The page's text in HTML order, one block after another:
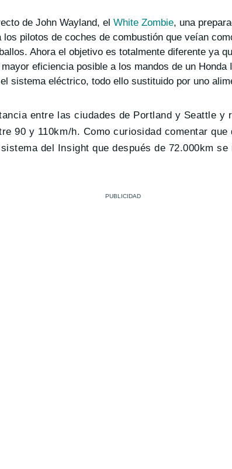
de John Wayland, el White Zombie, una
pilotos de coches de combustión que veían
Ahora el objetivo es totalmente diferente ya
eficiencia posible a los mandos de un
sistema eléctrico, todo ello sustituido por uno
entre las ciudades de Portland y Seattle y
90 y 110km/h. Como curiosidad comentar
del Insight que después de 72.000km